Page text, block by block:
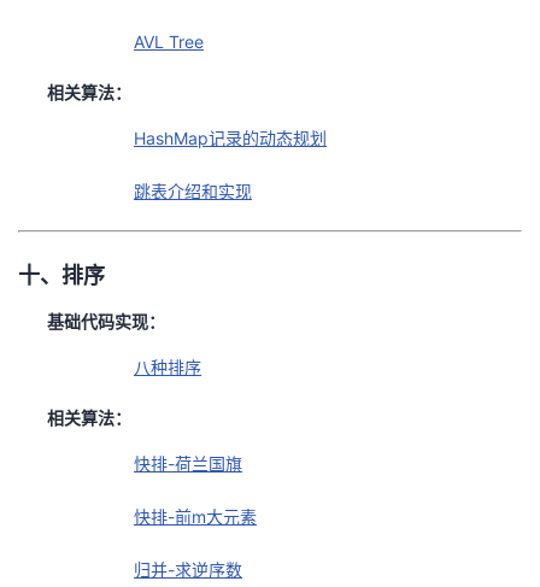
AVL Tree
相关算法：
HashMap记录的动态规划
跳表介绍和实现
十、排序
基础代码实现：
八种排序
相关算法：
快排-荷兰国旗
快排-前m大元素
归并-求逆序数